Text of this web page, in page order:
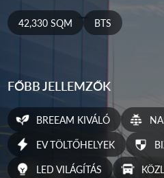
42,330 SQM BTS
FŐBB JELLEMZŐK
BREEAM KIVÁLÓ
EV TÖLTŐHELYEK
LED VILÁGÍTÁS